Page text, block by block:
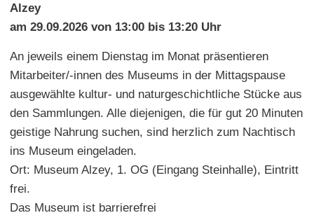
Alzey
am 29.09.2026 von 13:00 bis 13:20 Uhr
An jeweils einem Dienstag im Monat präsentieren
Mitarbeiter/-innen des Museums in der Mittagspause
ausgewählte kultur- und naturgeschichtliche Stücke aus
den Sammlungen. Alle diejenigen, die für gut 20 Minuten
geistige Nahrung suchen, sind herzlich zum Nachtisch
ins Museum eingeladen.
Ort: Museum Alzey, 1. OG (Eingang Steinhalle), Eintritt
frei.
Das Museum ist barrierefrei